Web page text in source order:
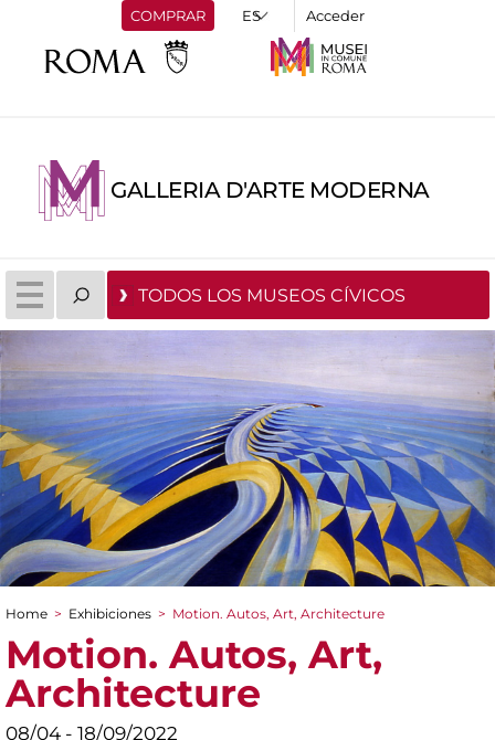
COMPRAR Acceder
GALLERIA D'ARTE MODERNA
TODOS LOS MUSEOS CÍVICOS
You are here
Home > Exhibiciones > Motion. Autos, Art, Architecture
Motion. Autos, Art,
Architecture
08/04 - 18/09/2022